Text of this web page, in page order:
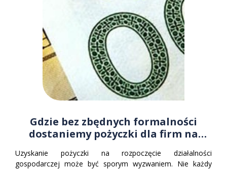
Gdzie bez zbędnych formalności
dostaniemy pożyczki dla firm na
Uzyskanie pożyczki na rozpoczęcie działalności
gospodarczej może być sporym wyzwaniem. Nie każdy